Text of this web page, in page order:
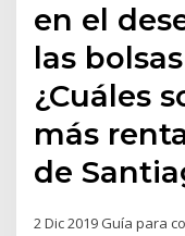
en el
las
¿Cuáles
más
de
2 Dic 2019 Guía para